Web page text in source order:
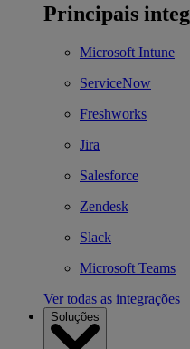
Principais
Microsoft Intune
ServiceNow
Freshworks
Jira
Salesforce
Zendesk
Slack
Microsoft Teams
Ver todas as integrações
Soluções